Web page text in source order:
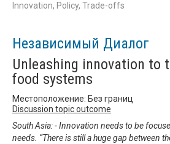
Innovation, Policy, Trade-offs
Независимый Диалог
Unleashing innovation to
food systems
Местоположение: Без границ
Discussion topic outcome
South Asia: - Innovation needs to be
needs. “There is still a huge gap between